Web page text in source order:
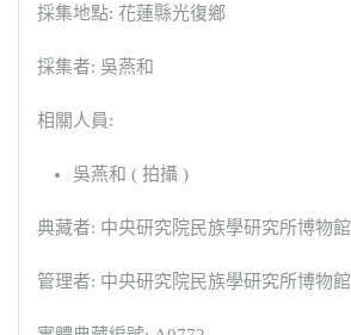
採集地點: 花蓮縣光復鄉
採集者: 吳燕和
相關人員:
吳燕和 ( 拍攝 )
典藏者: 中央研究院民族學研究所博物館
管理者: 中央研究院民族學研究所博物館